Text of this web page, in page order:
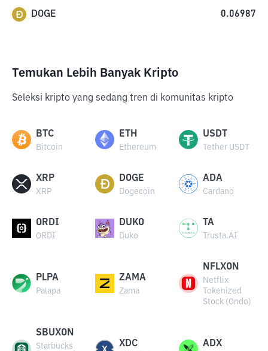
DOGE 0.06987
Temukan Lebih Banyak Kripto
Seleksi kripto yang sedang tren di komunitas kripto
BTC
Bitcoin
ETH
Ethereum
USDT
Tether USDT
XRP
XRP
DOGE
Dogecoin
ADA
Cardano
ORDI
ORDI
DUKO
Duko
TA
Trusta.AI
PLPA
Palapa
ZAMA
Zama
NFLXON
Netflix
Tokenized
Stock (Ondo)
SBUXON
Starbucks
XDC ADX